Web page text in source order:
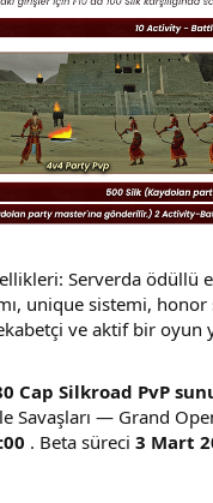
Serverda ödüllü
unique sistemi, honor
ve aktif bir oyun
80 Cap Silkroad PvP
Savaşları — Grand
. Beta süreci 3 Mart